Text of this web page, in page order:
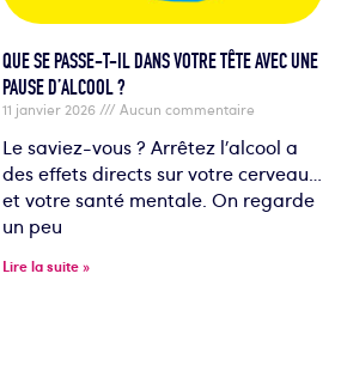
QUE SE PASSE-T-IL DANS VOTRE TÊTE AVEC UNE
PAUSE D’ALCOOL ?
11 janvier 2026 Aucun commentaire
Le saviez-vous ? Arrêtez l’alcool a
des effets directs sur votre cerveau…
et votre santé mentale. On regarde
un peu
Lire la suite »